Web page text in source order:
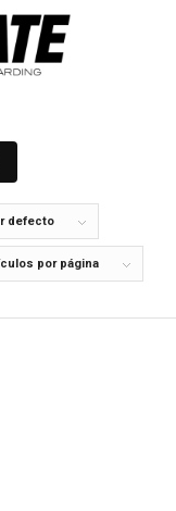
defecto
por página